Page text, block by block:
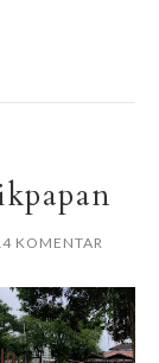
KOMENTAR